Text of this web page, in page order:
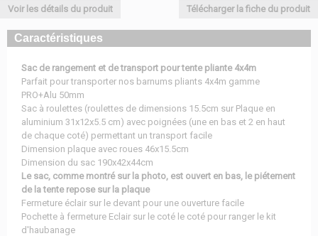
Voir les détails du produit Télécharger la fiche du produit
Caractéristiques
Sac de rangement et de transport pour tente pliante 4x4m
Parfait pour transporter nos barnums pliants 4x4m gamme
PRO+Alu 50mm
Sac à roulettes (roulettes de dimensions 15.5cm sur Plaque en
aluminium 31x12x5.5 cm) avec poignées (une en bas et 2 en haut
de chaque coté) permettant un transport facile
Dimension plaque avec roues 46x15.5cm
Dimension du sac 190x42x44cm
Le sac, comme montré sur la photo, est ouvert en bas, le piétement
de la tente repose sur la plaque
Fermeture éclair sur le devant pour une ouverture facile
Pochette à fermeture Eclair sur le coté le coté pour ranger le kit
d'haubanage